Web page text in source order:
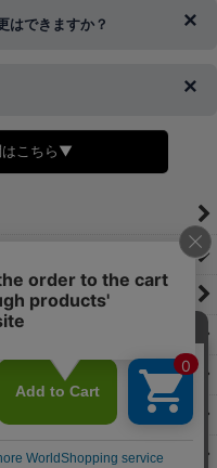
間に合わない場合は変更、
ャリア決済・おねだり決
タップ＜
はできますか？
ております。
にて備考欄に下記の記載をお
望の連絡をお願い致します
きます。
はこちら▼